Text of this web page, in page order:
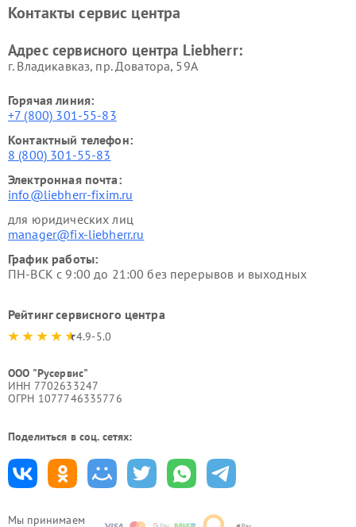
Мы принимаем
Контакты сервис центра
Адрес сервисного центра Liebherr:
г. Владикавказ, пр. Доватора, 59А
Горячая линия:
+7 (800) 301-55-83
Контактный телефон:
8 (800) 301-55-83
Электронная почта:
info@liebherr-fixim.ru
для юридических лиц
manager@fix-liebherr.ru
График работы:
ПН-ВСК с 9:00 до 21:00 без перерывов и выходных
Рейтинг сервисного центра
4.9-5.0
ООО "Русервис"
ИНН 7702633247
ОГРН 1077746335776
Поделиться в соц. сетях: